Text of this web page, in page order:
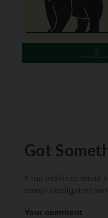
Got
Il tuo indirizzo email
campi obbligatori
Your comment